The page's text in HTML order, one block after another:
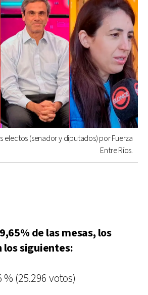
electos (senador y diputados) por Fuerza
Entre Ríos.
de las mesas, los
los siguientes:
(25.296 votos)